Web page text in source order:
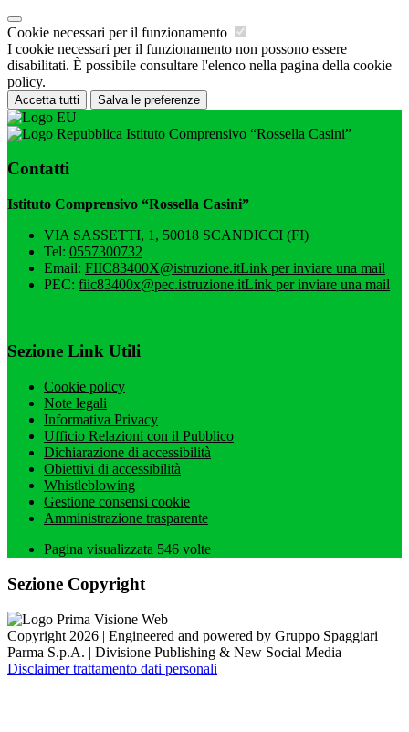
Cookie necessari per il funzionamento
I cookie necessari per il funzionamento non possono essere
disabilitati. È possibile consultare l'elenco nella pagina della cookie
policy.
Accetta tutti Salva le preferenze
Istituto Comprensivo “Rossella Casini”
Contatti
Istituto Comprensivo “Rossella Casini”
VIA SASSETTI, 1, 50018 SCANDICCI (FI)
Tel: 0557300732
Email: FIIC83400X@istruzione.itLink per inviare una mail
PEC: fiic83400x@pec.istruzione.itLink per inviare una mail
Sezione Link Utili
Cookie policy
Note legali
Informativa Privacy
Ufficio Relazioni con il Pubblico
Dichiarazione di accessibilità
Obiettivi di accessibilità
Whistleblowing
Gestione consensi cookie
Amministrazione trasparente
Pagina visualizzata 546 volte
Sezione Copyright
Copyright 2026 | Engineered and powered by Gruppo Spaggiari
Parma S.p.A. | Divisione Publishing & New Social Media
Disclaimer trattamento dati personali